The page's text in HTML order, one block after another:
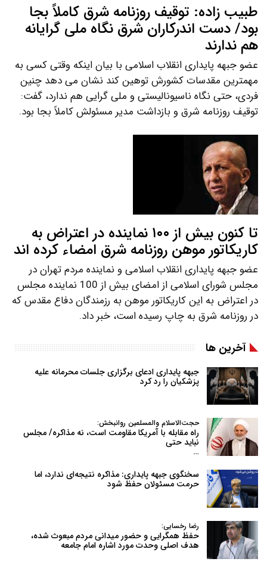
طبیب زاده: توقیف روزنامه شرق کاملاً بجا
بود/ دست اندرکاران شرق نگاه ملی گرایانه
هم ندارند
عضو جبهه پایداری انقلاب اسلامی با بیان اینکه وقتی کسی به
مهمترین مقدسات کشورش توهین کند نشان می دهد چنین
فردی، حتی نگاه ناسیونالیستی و ملی گرایی هم ندارد، گفت:
توقیف روزنامه شرق و بازداشت مدیر مسئولش کاملاً بجا بود.
تا کنون بیش از ۱۰۰ نماینده در اعتراض به
کاریکاتور موهن روزنامه شرق امضاء کرده اند
عضو جبهه پایداری انقلاب اسلامی و نماینده مردم تهران در
مجلس شورای اسلامی از امضای بیش از 100 نماینده مجلس
در اعتراض به این کاریکاتور موهن به رزمندگان دفاع مقدس که
در روزنامه شرق به چاپ رسیده است، خبر داد.
آخرین ها
جبهه پایداری ادعای برگزاری جلسات محرمانه علیه
پزشکیان را رد کرد
حجت‌الاسلام والمسلمین روانبخش:
راه مقابله با آمریکا مقاومت است، نه مذاکره/ مجلس
نباید حتی
…
سخنگوی جبهه پایداری: مذاکره نتیجه‌ای ندارد، اما
حرمت مسئولان حفظ شود
رضا رخسایی:
حفظ همگرایی و حضور میدانی مردم مبعوث شده،
هدف اصلی وحدت مورد اشاره امام جامعه